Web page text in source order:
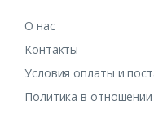
О нас
Контакты
Условия оплаты и
Политика в